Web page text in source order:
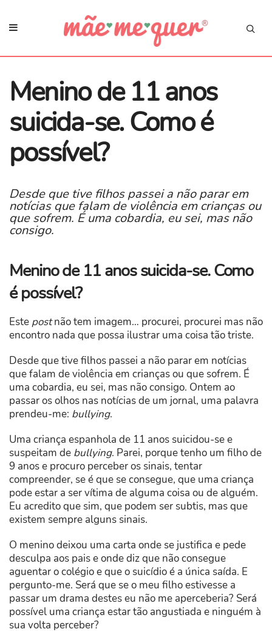
Menino de 11 anos
suicida-se. Como é
possível?
Desde que tive filhos passei a não parar em
notícias que falam de violência em crianças ou
que sofrem. É uma cobardia, eu sei, mas não
consigo.
Menino de 11 anos suicida-se. Como
é possível?
Este postnão tem imagem… procurei, procurei mas não
encontro nada que possa ilustrar uma coisa tão triste.
Desde que tive filhos passei a não parar em notícias
que falam de violência em crianças ou que sofrem. É
uma cobardia, eu sei, mas não consigo. Ontem ao
passar os olhos nas notícias de um jornal, uma palavra
prendeu-me: bullying.
Uma criança espanhola de 11 anos suicidou-se e
suspeitam de bullying. Parei, porque tenho um filho de
9 anos e procuro perceber os sinais, tentar
compreender, se é que se consegue, que uma criança
pode estar a ser vítima de alguma coisa ou de alguém.
Eu acredito que sim, que podem ser subtis, mas que
existem sempre alguns sinais.
O menino deixou uma carta onde se justifica e pede
desculpa aos pais e onde diz que não consegue
aguentar o colégio e que o suicídio é a única saída. E
pergunto-me. Será que se o meu filho estivesse a
passar um drama destes eu não me aperceberia? Será
possível uma criança estar tão angustiada e ninguém à
sua volta perceber?